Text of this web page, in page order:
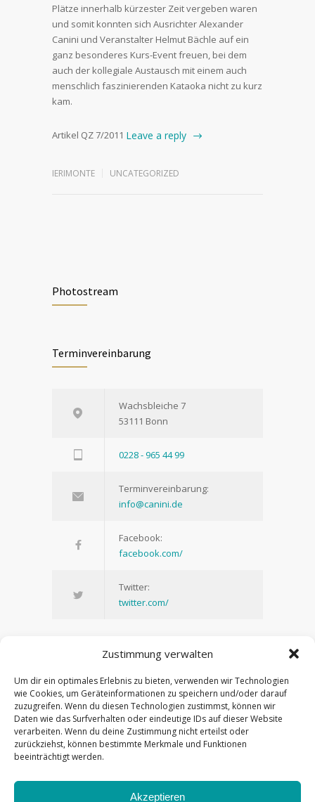
Zustimmung verwalten
Um dir ein optimales Erlebnis zu bieten, verwenden wir Technologien
wie Cookies, um Geräteinformationen zu speichern und/oder darauf
zuzugreifen. Wenn du diesen Technologien zustimmst, können wir
Daten wie das Surfverhalten oder eindeutige IDs auf dieser Website
verarbeiten. Wenn du deine Zustimmung nicht erteilst oder
zurückziehst, können bestimmte Merkmale und Funktionen
beeinträchtigt werden.
Akzeptieren
Plätze innerhalb kürzester Zeit vergeben waren
und somit konnten sich Ausrichter Alexander
Canini und Veranstalter Helmut Bächle auf ein
ganz besonderes Kurs-Event freuen, bei dem
auch der kollegiale Austausch mit einem auch
menschlich faszinierenden Kataoka nicht zu kurz
kam.
Artikel QZ 7/2011 Leave a reply
IERIMONTE UNCATEGORIZED
Photostream
Terminvereinbarung
Wachsbleiche 7
53111 Bonn
0228 - 965 44 99
Terminvereinbarung:
info@canini.de
Facebook:
facebook.com/
Twitter:
twitter.com/
War zum Zahnfarbe aussuchen da. Prima
Beratung und sehr nett. Schönes Labor.
Freue mich schon auf die Anprobe.
— Albedo Bonn